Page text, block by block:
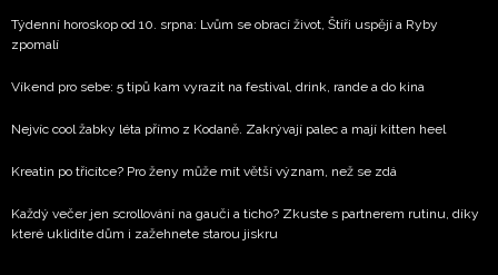
Týdenní horoskop od 10. srpna: Lvům se obrací život, Štíři uspějí a Ryby
zpomalí
Víkend pro sebe: 5 tipů kam vyrazit na festival, drink, rande a do kina
Nejvíc cool žabky léta přímo z Kodaně. Zakrývají palec a mají kitten heel
Kreatin po třicítce? Pro ženy může mít větší význam, než se zdá
Každý večer jen scrollování na gauči a ticho? Zkuste s partnerem rutinu, díky
které uklidíte dům i zažehnete starou jiskru